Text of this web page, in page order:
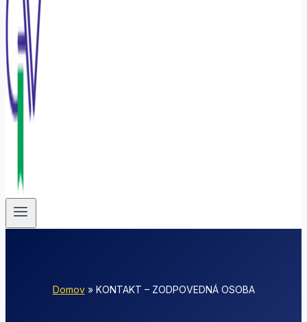
Domov» KONTAKT – ZODPOVEDNÁ OSOBA